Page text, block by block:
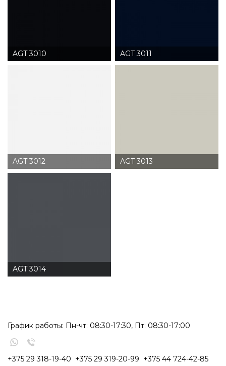
AGT 3010 AGT 3011
AGT 3012 AGT 3013
AGT 3014
График работы: Пн-чт: 08:30-17:30, Пт: 08:30-17:00
+375 29 318-19-40 +375 29 319-20-99 +375 44 724-42-85